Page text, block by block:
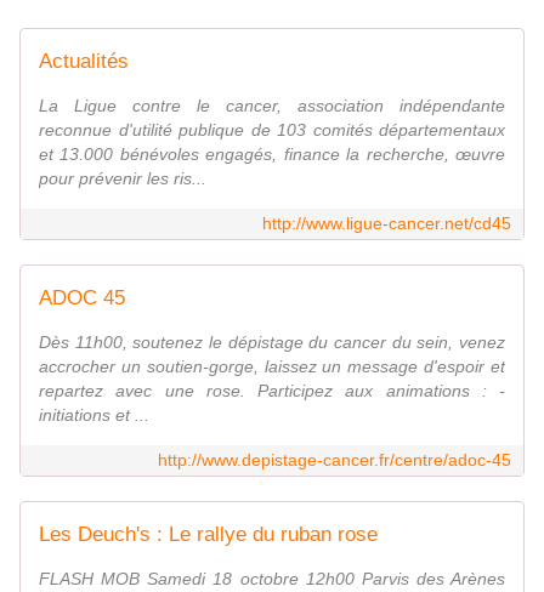
Actualités
La Ligue contre le cancer, association indépendante
reconnue d'utilité publique de 103 comités départementaux
et 13.000 bénévoles engagés, finance la recherche, œuvre
pour prévenir les ris...
http://www.ligue-cancer.net/cd45
ADOC 45
Dès 11h00, soutenez le dépistage du cancer du sein, venez
accrocher un soutien-gorge, laissez un message d'espoir et
repartez avec une rose. Participez aux animations : -
initiations et ...
http://www.depistage-cancer.fr/centre/adoc-45
Les Deuch's : Le rallye du ruban rose
FLASH MOB Samedi 18 octobre 12h00 Parvis des Arènes